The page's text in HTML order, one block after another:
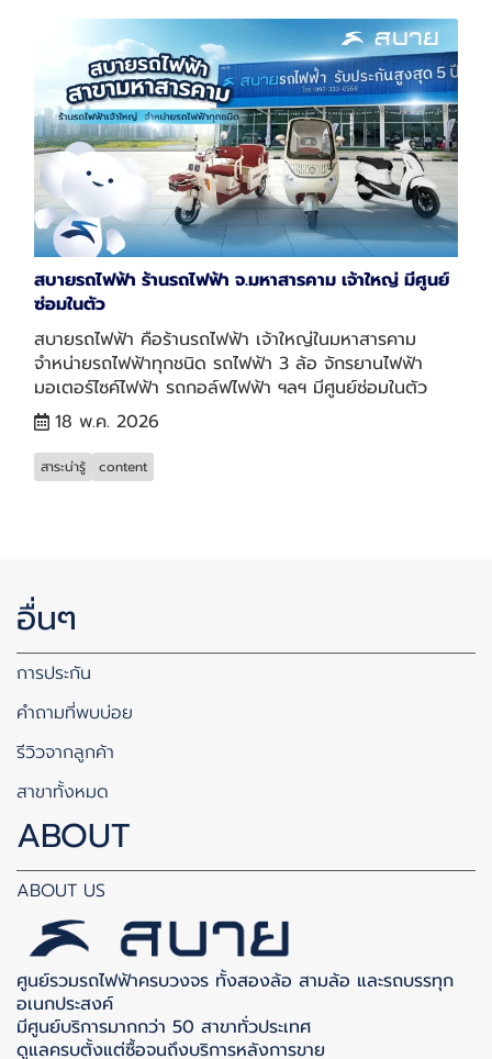
สบายรถไฟฟ้า ร้านรถไฟฟ้า จ.มหาสารคาม เจ้าใหญ่ มีศูนย์
ซ่อมในตัว
สบายรถไฟฟ้า คือร้านรถไฟฟ้า เจ้าใหญ่ในมหาสารคาม
จำหน่ายรถไฟฟ้าทุกชนิด รถไฟฟ้า 3 ล้อ จักรยานไฟฟ้า
มอเตอร์ไซค์ไฟฟ้า รถกอล์ฟไฟฟ้า ฯลฯ มีศูนย์ซ่อมในตัว
18 พ.ค. 2026
สาระน่ารู้ content
อื่นๆ
การประกัน
คำถามที่พบบ่อย
รีวิวจากลูกค้า
สาขาทั้งหมด
ABOUT
ABOUT US
ศูนย์รวมรถไฟฟ้าครบวงจร ทั้งสองล้อ สามล้อ และรถบรรทุก
อเนกประสงค์
มีศูนย์บริการมากกว่า 50 สาขาทั่วประเทศ
ดูแลครบตั้งแต่ซื้อจนถึงบริการหลังการขาย